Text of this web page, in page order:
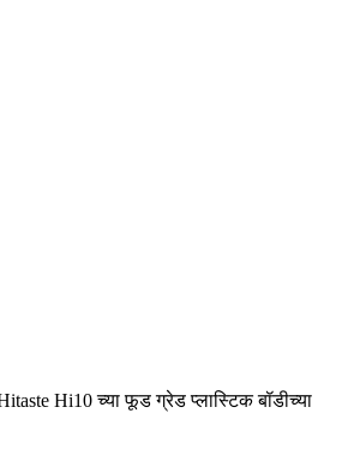
Hi10 च्या फूड ग्रेड प्लास्टिक बॉडीच्या